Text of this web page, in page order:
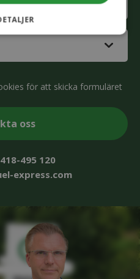
för att skicka formuläret
495 120
express.com